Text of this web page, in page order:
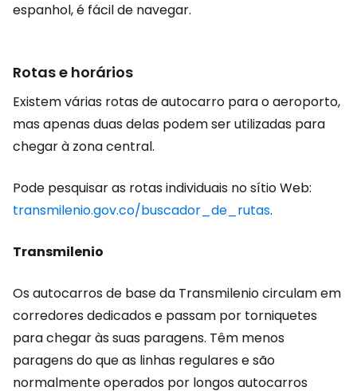
espanhol, é fácil de navegar.
Rotas e horários
Existem várias rotas de autocarro para o aeroporto,
mas apenas duas delas podem ser utilizadas para
chegar à zona central.
Pode pesquisar as rotas individuais no sítio Web:
transmilenio.gov.co/buscador_de_rutas.
Transmilenio
Os autocarros de base da Transmilenio circulam em
corredores dedicados e passam por torniquetes
para chegar às suas paragens. Têm menos
paragens do que as linhas regulares e são
normalmente operados por longos autocarros